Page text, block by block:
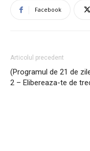
Facebook
Articolul precedent
(Programul de 21 de
2 – Elibereaza-te de